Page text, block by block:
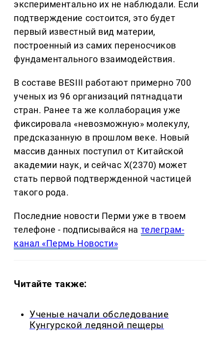
экспериментально их не наблюдали. Если
подтверждение состоится, это будет
первый известный вид материи,
построенный из самих переносчиков
фундаментального взаимодействия.
В составе BESIII работают примерно 700
ученых из 96 организаций пятнадцати
стран. Ранее та же коллаборация уже
фиксировала «невозможную» молекулу,
предсказанную в прошлом веке. Новый
массив данных поступил от Китайской
академии наук, и сейчас X(2370) может
стать первой подтвержденной частицей
такого рода.
Последние новости Перми уже в твоем
телефоне - подписывайся на телеграм-
канал «Пермь Новости»
Читайте также:
Ученые начали обследование
Кунгурской ледяной пещеры